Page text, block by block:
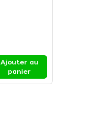
Ajouter au
panier